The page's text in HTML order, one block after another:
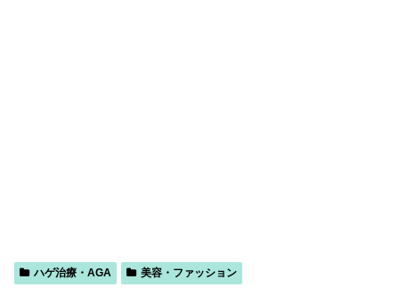
ハゲ治療・AGA 美容・ファッション